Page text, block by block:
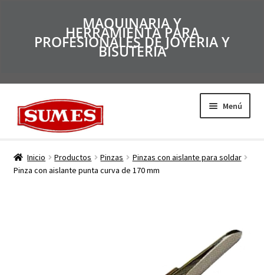
MAQUINARIA Y
HERRAMIENTA PARA
PROFESIONALES DE JOYERIA Y
BISUTERIA
Menú
Productos
Inicio Productos Pinzas
Pinzas con aislante para soldar
Pinza con aislante punta curva de 170 mm